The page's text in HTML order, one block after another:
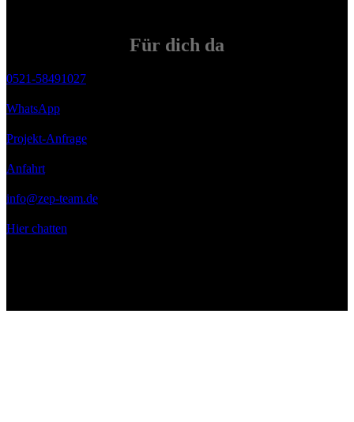
Für dich da
0521-58491027
WhatsApp
Projekt-Anfrage
Anfahrt
info@zep-team.de
Hier chatten